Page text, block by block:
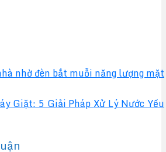
nhờ đèn bắt muỗi năng lượng mặt
Giặt: 5 Giải Pháp Xử Lý Nước Yếu